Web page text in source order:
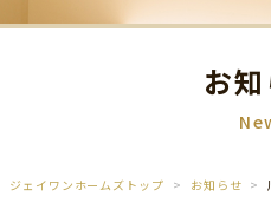
お
ジェイワンホームズトップ お知らせ